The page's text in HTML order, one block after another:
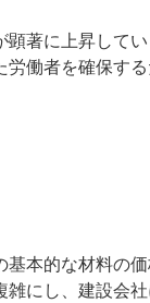
著に上昇して
働者を確保す
本的な材料の
にし、建設会